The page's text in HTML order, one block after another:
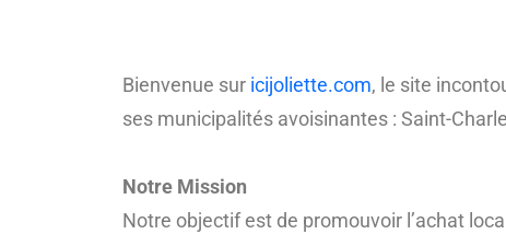
Bienvenue sur icijoliette.com, le site
ses municipalités avoisinantes : Saint-
Notre Mission
Notre objectif est de promouvoir l’achat